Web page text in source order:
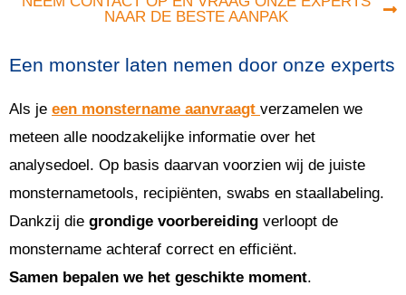
NAAR DE BESTE AANPAK
Een monster laten nemen door onze experts
Als je een monstername aanvraagt verzamelen we
meteen alle noodzakelijke informatie over het
analysedoel. Op basis daarvan voorzien wij de juiste
monsternametools, recipiënten, swabs en staallabeling.
Dankzij die grondige voorbereiding verloopt de
monstername achteraf correct en efficiënt.
Samen bepalen we het geschikte moment.